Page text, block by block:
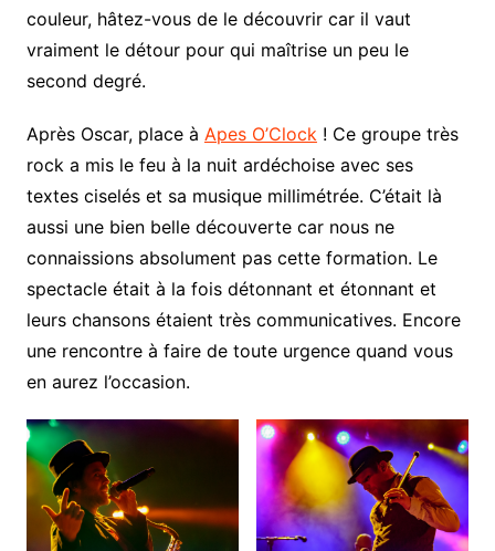
couleur, hâtez-vous de le découvrir car il vaut
vraiment le détour pour qui maîtrise un peu le
second degré.
Après Oscar, place à Apes O’Clock ! Ce groupe très
rock a mis le feu à la nuit ardéchoise avec ses
textes ciselés et sa musique millimétrée. C’était là
aussi une bien belle découverte car nous ne
connaissions absolument pas cette formation. Le
spectacle était à la fois détonnant et étonnant et
leurs chansons étaient très communicatives. Encore
une rencontre à faire de toute urgence quand vous
en aurez l’occasion.